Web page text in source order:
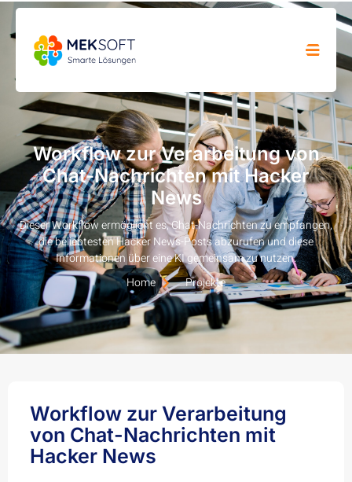
Workflow zur Verarbeitung von
Chat-Nachrichten mit Hacker
News
Dieser Workflow ermöglicht es, Chat-Nachrichten zu empfangen,
die beliebtesten Hacker News-Posts abzurufen und diese
Informationen über eine KI gemeinsam zu nutzen.
Home
Projekte
Workflow zur Verarbeitung
von Chat-Nachrichten mit
Hacker News